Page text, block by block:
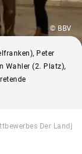
© BBV
Peter
Wahler (2. Platz),
Der